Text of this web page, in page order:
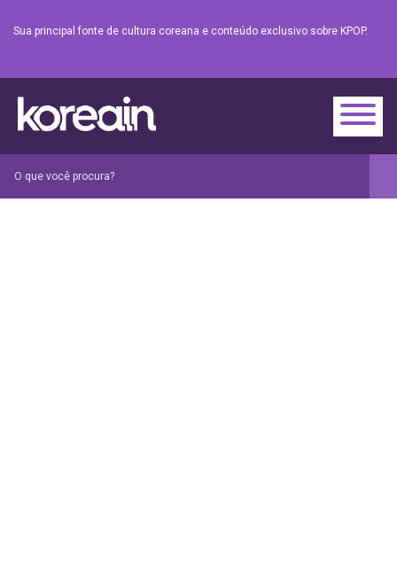
Sua principal fonte de cultura coreana e conteúdo exclusivo sobre KPOP.